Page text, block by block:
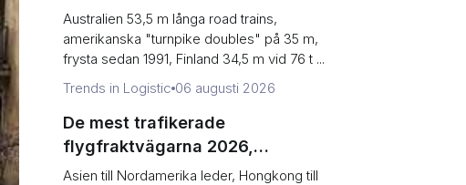
(rekord vs lagliga gränser)
Australien 53,5 m långa road trains,
amerikanska "turnpike doubles" på 35 m,
frysta sedan 1991, Finland 34,5 m vid 76 t ...
Trends in Logistic 06 augusti 2026
De mest trafikerade
flygfraktvägarna 2026,
rangordnade (tonnage vs riktning)
Asien till Nordamerika leder, Hongkong till